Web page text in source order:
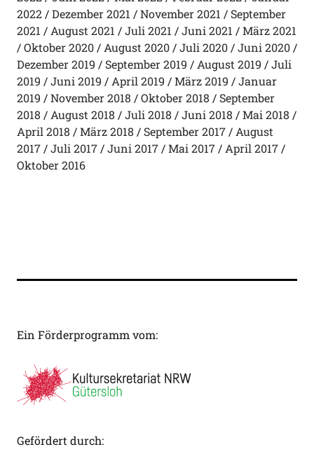
2022
Dezember 2021 November 2021
September
2021
August 2021 Juli 2021 Juni 2021
März 2021
Oktober 2020
August 2020 Juli 2020
Juni 2020
Dezember 2019
September 2019 August 2019
Juli
2019
Juni 2019 April 2019 März 2019
Januar
2019
November 2018 Oktober 2018
September
2018
August 2018 Juli 2018 Juni 2018
Mai 2018
April 2018
März 2018 September 2017
August
2017
Juli 2017 Juni 2017 Mai 2017
April 2017
Oktober 2016
Ein Förderprogramm vom:
Gefördert durch: